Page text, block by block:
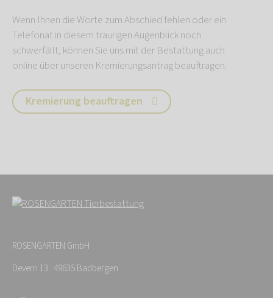
Wenn Ihnen die Worte zum Abschied fehlen oder ein
Telefonat in diesem traurigen Augenblick noch
schwerfällt, können Sie uns mit der Bestattung auch
online über unseren Kremierungsantrag beauftragen.
Kremierung beauftragen
ROSENGARTEN GmbH
Devern 13 · 49635 Badbergen